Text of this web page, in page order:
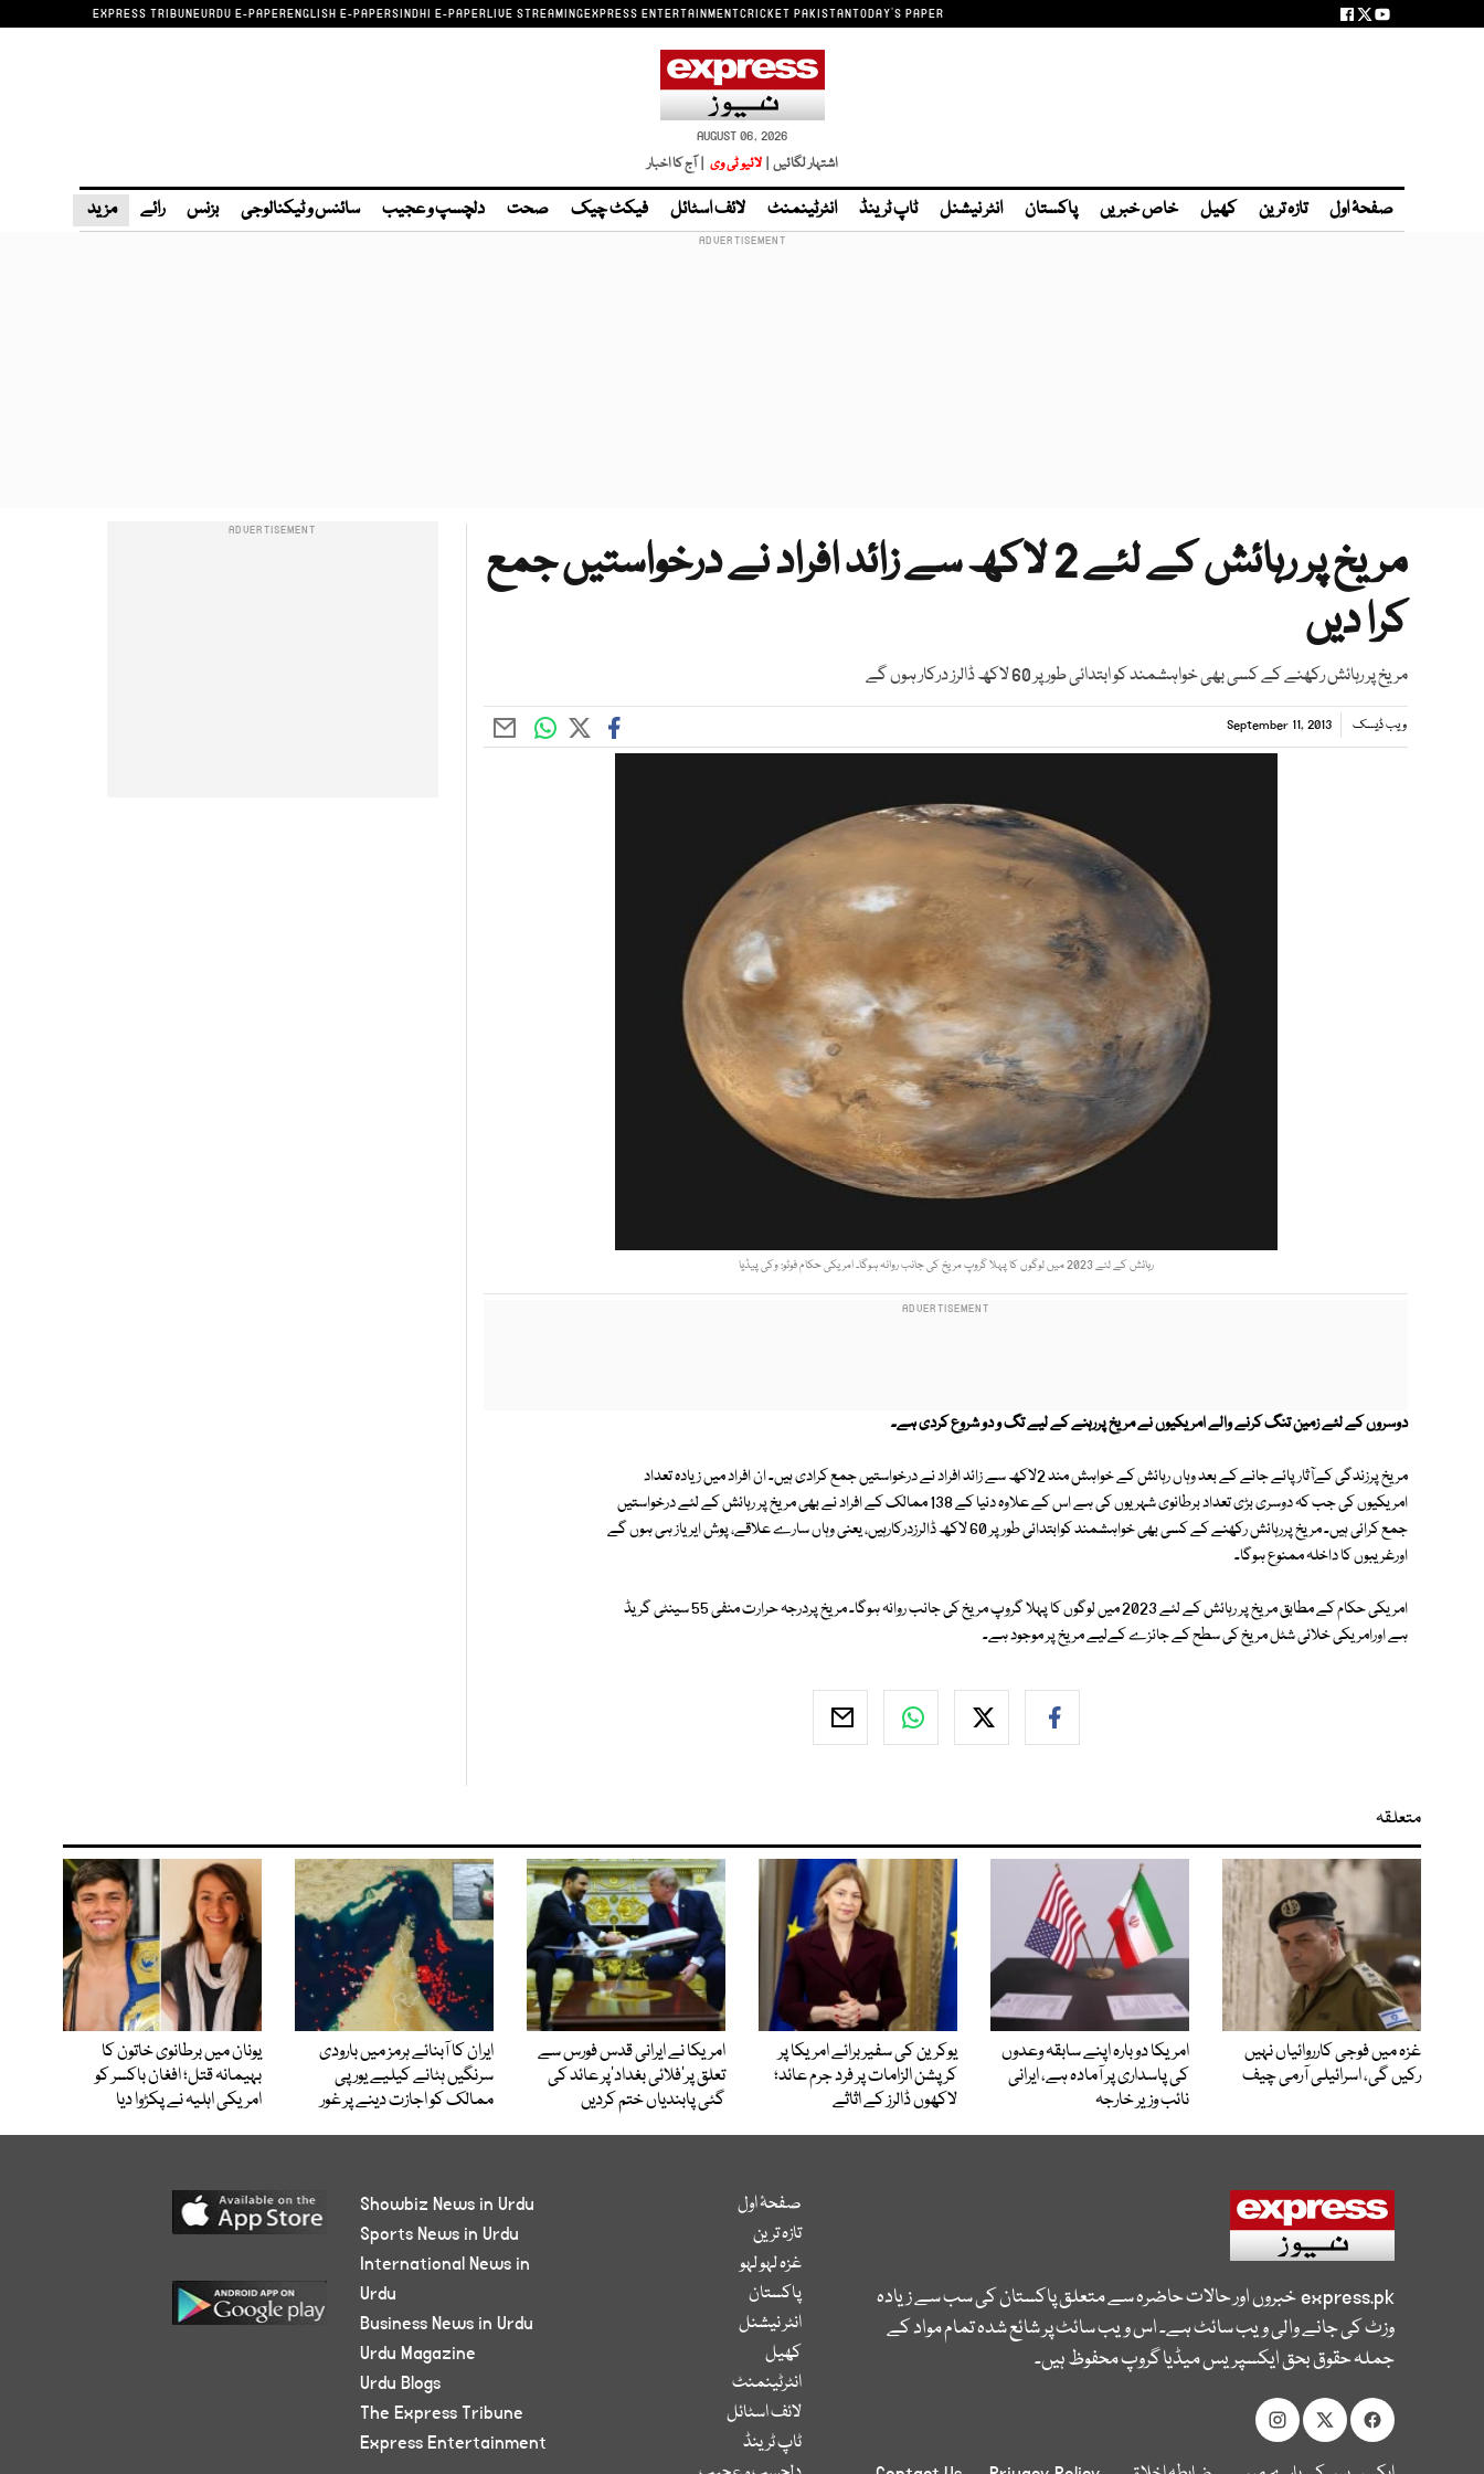
EXPRESS TRIBUNEURDU E-PAPERENGLISH E-PAPERSINDHI E-PAPERLIVE STREAMINGEXPRESS ENTERTAINMENTCRICKET PAKISTANTODAY'S PAPER
AUGUST 06, 2026
اشتہار لگائیں | لائیو ٹی وی | آج کا اخبار
صفحۂ اول تازہ ترین کھیل خاص خبریں پاکستان انٹر نیشنل ٹاپ ٹرینڈ انٹرٹینمنٹ لائف اسٹائل فیکٹ چیک صحت دلچسپ و عجیب سائنس و ٹیکنالوجی بزنس رائے مزید
مریخ پر رہائش کے لئے 2 لاکھ سے زائد افراد نے درخواستیں جمع
کرا دیں
مریخ پر رہائش رکھنے کے کسی بھی خواہشمند کو ابتدائی طور پر 60 لاکھ ڈالرز درکار ہوں گے
ویب ڈیسک September 11, 2013
رہائش کے لئے 2023 میں لوگوں کا پہلا گروپ مریخ کی جانب روانہ ہوگا۔ امریکی حکام فوٹو: وکی پیڈیا
دوسروں کے لئے زمین تنگ کرنے والے امریکیوں نے مریخ پررہنے کے لیے تگ و دو شروع کردی ہے۔
مریخ پرزندگی کےآثارپائے جانے کے بعد وہاں رہائش کے خواہش مند 2لاکھ سے زائد افراد نے درخواستیں جمع کرادی ہیں۔ ان افراد میں زیادہ تعداد
امریکیوں کی جب کہ دوسری بڑی تعداد برطانوی شہریوں کی ہے اس کے علاوہ دنیا کے 138 ممالک کے افراد نے بھی مریخ پر رہائش کے لئے درخواستیں
جمع کرائی ہیں۔ مریخ پررہائش رکھنے کے کسی بھی خواہشمند کوابتدائی طورپر 60 لاکھ ڈالرزدرکارہیں، یعنی وہاں سارے علاقے، پوش ایریاز ہی ہوں گے
اورغریبوں کا داخلہ ممنوع ہوگا۔
امریکی حکام کے مطابق مریخ پر رہائش کے لئے 2023 میں لوگوں کا پہلا گروپ مریخ کی جانب روانہ ہوگا۔ مریخ پردرجہ حرارت منفی 55 سینٹی گریڈ
ہے اورامریکی خلائی شٹل مریخ کی سطح کے جائزے کےلیے مریخ پر موجود ہے۔
متعلقہ
غزہ میں فوجی کارروائیاں نہیں
رکیں گی، اسرائیلی آرمی چیف
امریکا دوبارہ اپنے سابقہ وعدوں
کی پاسداری پر آمادہ ہے، ایرانی
نائب وزیر خارجہ
یوکرین کی سفیر برائے امریکا پر
کرپشن الزامات پر فرد جرم عائد؛
لاکھوں ڈالرز کے اثاثے
امریکا نے ایرانی قدس فورس سے
تعلق پر’فلائی بغداد‘پر عائد کی
گئی پابندیاں ختم کردیں
ایران کا آبنائے ہرمز میں بارودی
سرنگیں ہٹانے کیلیے یورپی
ممالک کو اجازت دینے پر غور
یونان میں برطانوی خاتون کا
بہیمانہ قتل؛ افغان باکسر کو
امریکی اہلیہ نے پکڑوا دیا
express.pkخبروں اور حالات حاضرہ سے متعلق پاکستان کی سب سے زیادہ
وزٹ کی جانے والی ویب سائٹ ہے۔ اس ویب سائٹ پر شائع شدہ تمام مواد کے
جملہ حقوق بحق ایکسپریس میڈیا گروپ محفوظ ہیں۔
صفحۂ اول
تازہ ترین
غزہ لہو لہو
پاکستان
انٹر نیشنل
کھیل
انٹرٹینمنٹ
لائف اسٹائل
ٹاپ ٹرینڈ
Showbiz News in Urdu
Sports News in Urdu
International News in
Urdu
Business News in Urdu
Urdu Magazine
Urdu Blogs
The Express Tribune
Express Entertainment